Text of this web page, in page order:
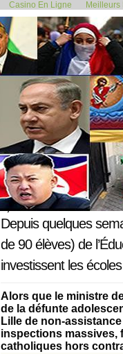
Casino En Ligne Meilleurs
8 juin 2023
Depuis quelques
de 90 élèves) de
investissent les
Alors que le ministre
de la défunte
Lille de non-
inspections massives,
catholiques hors